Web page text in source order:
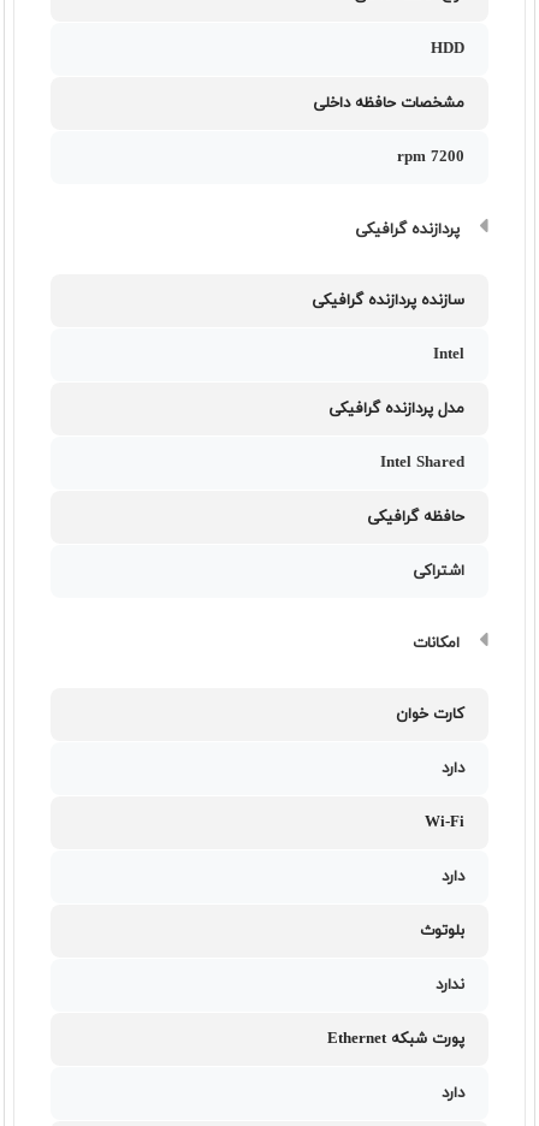
HDD
مشخصات حافظه داخلی
7200 rpm
پردازنده گرافیکی
سازنده پردازنده گرافیکی
Intel
مدل پردازنده گرافیکی
Intel Shared
حافظه گرافیکی
اشتراکی
امکانات
کارت خوان
دارد
Wi-Fi
دارد
بلوتوث
ندارد
پورت شبکه Ethernet
دارد